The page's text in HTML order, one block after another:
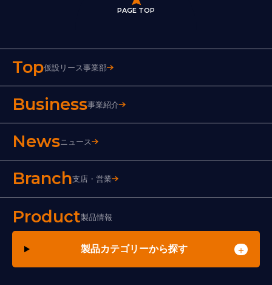
PAGE TOP
Top仮設リース事業部
Business事業紹介
Newsニュース
Branch支店・営業
Product製品情報
製品カテゴリーから探す ＋